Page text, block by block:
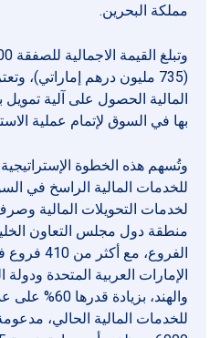
مملكة البحرين.
(735 مليون درهم إماراتي)،
المالية الحصول على آلية
بها في السوق لإتمام عملية
وتُسهم هذه الخطوة
للخدمات المالية الراسخ في
لخدمات التحويلات المالية
منطقة دول مجلس التعاون
الفروع، مع
الإمارات العربية المتحدة
والهند، بزيادة
للخدمات المالية الحالي،